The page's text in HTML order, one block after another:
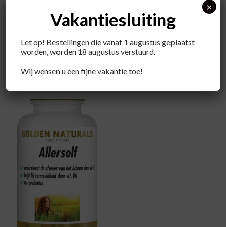
Slaap Siroop
VITAKRUID
Collageen solugel
poeder met C en D
Vakantiesluiting
Let op! Bestellingen die vanaf 1 augustus geplaatst
worden, worden 18 augustus verstuurd.
Wij wensen u een fijne vakantie toe!
×